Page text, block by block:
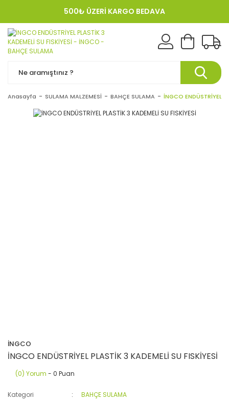
500₺ ÜZERİ KARGO BEDAVA
KREDI KARTINA 12 TAKSIT!
Anasayfa SULAMA MALZEMESİ BAHÇE SULAMA İNGCO ENDÜSTRİYEL
İNGCO
İNGCO ENDÜSTRİYEL PLASTİK 3 KADEMELİ SU FISKİYESİ
(0) Yorum - 0 Puan
Kategori
BAHÇE SULAMA